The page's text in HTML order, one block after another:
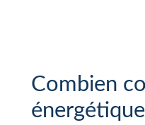
Combien